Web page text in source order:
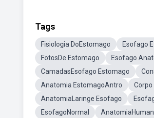
Tags
Fisiologia DoEstomago Esofago
FotosDe Estomago
Esofago
CamadasEsofago Estomago
Anatomia EstomagoAntro
AnatomiaLaringe Esofago
EsofagoNormal